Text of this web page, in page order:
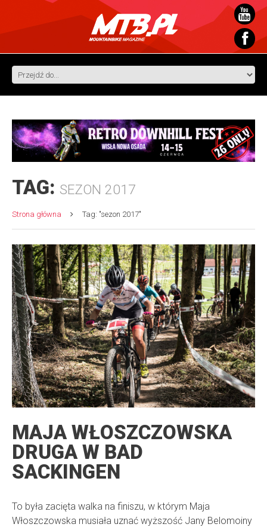
TAG: SEZON 2017
Strona główna Tag: "sezon 2017"
MAJA WŁOSZCZOWSKA
DRUGA W BAD
SACKINGEN
To była zacięta walka na finiszu, w którym Maja
Włoszczowska musiała uznać wyższość Jany Belomoiny